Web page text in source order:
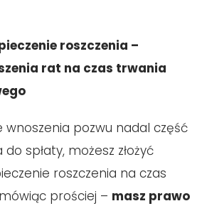
roszczenia –
rat na czas trwania
pozwu nadal część
spłaty, możesz złożyć
roszczenia na czas
prościej – masz prawo